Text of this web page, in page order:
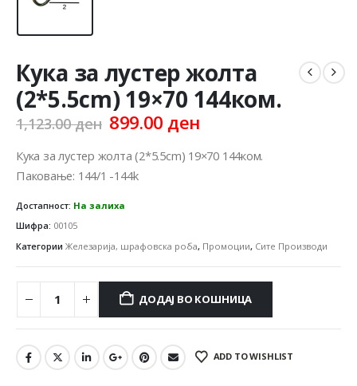
Кука за лустер жолта
(2*5.5cm) 19×70 144ком.
1,123.00ден Original
was:
1,123.00 ден.
899.00 денCurrent
is:
Кука за лустер жолта (2*5.5cm) 19×70 144ком.
Паковање: 144/1 -144k
Достапност: На залиха
Шифра: 00105
Категории Железарија, шрафовска роба, Промоции, Сите Производи
ДОДАЈ ВО КОШНИЦА
ADD TO WISHLIST